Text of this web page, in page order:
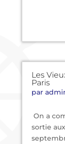
Les
Paris
par
On a
sortie